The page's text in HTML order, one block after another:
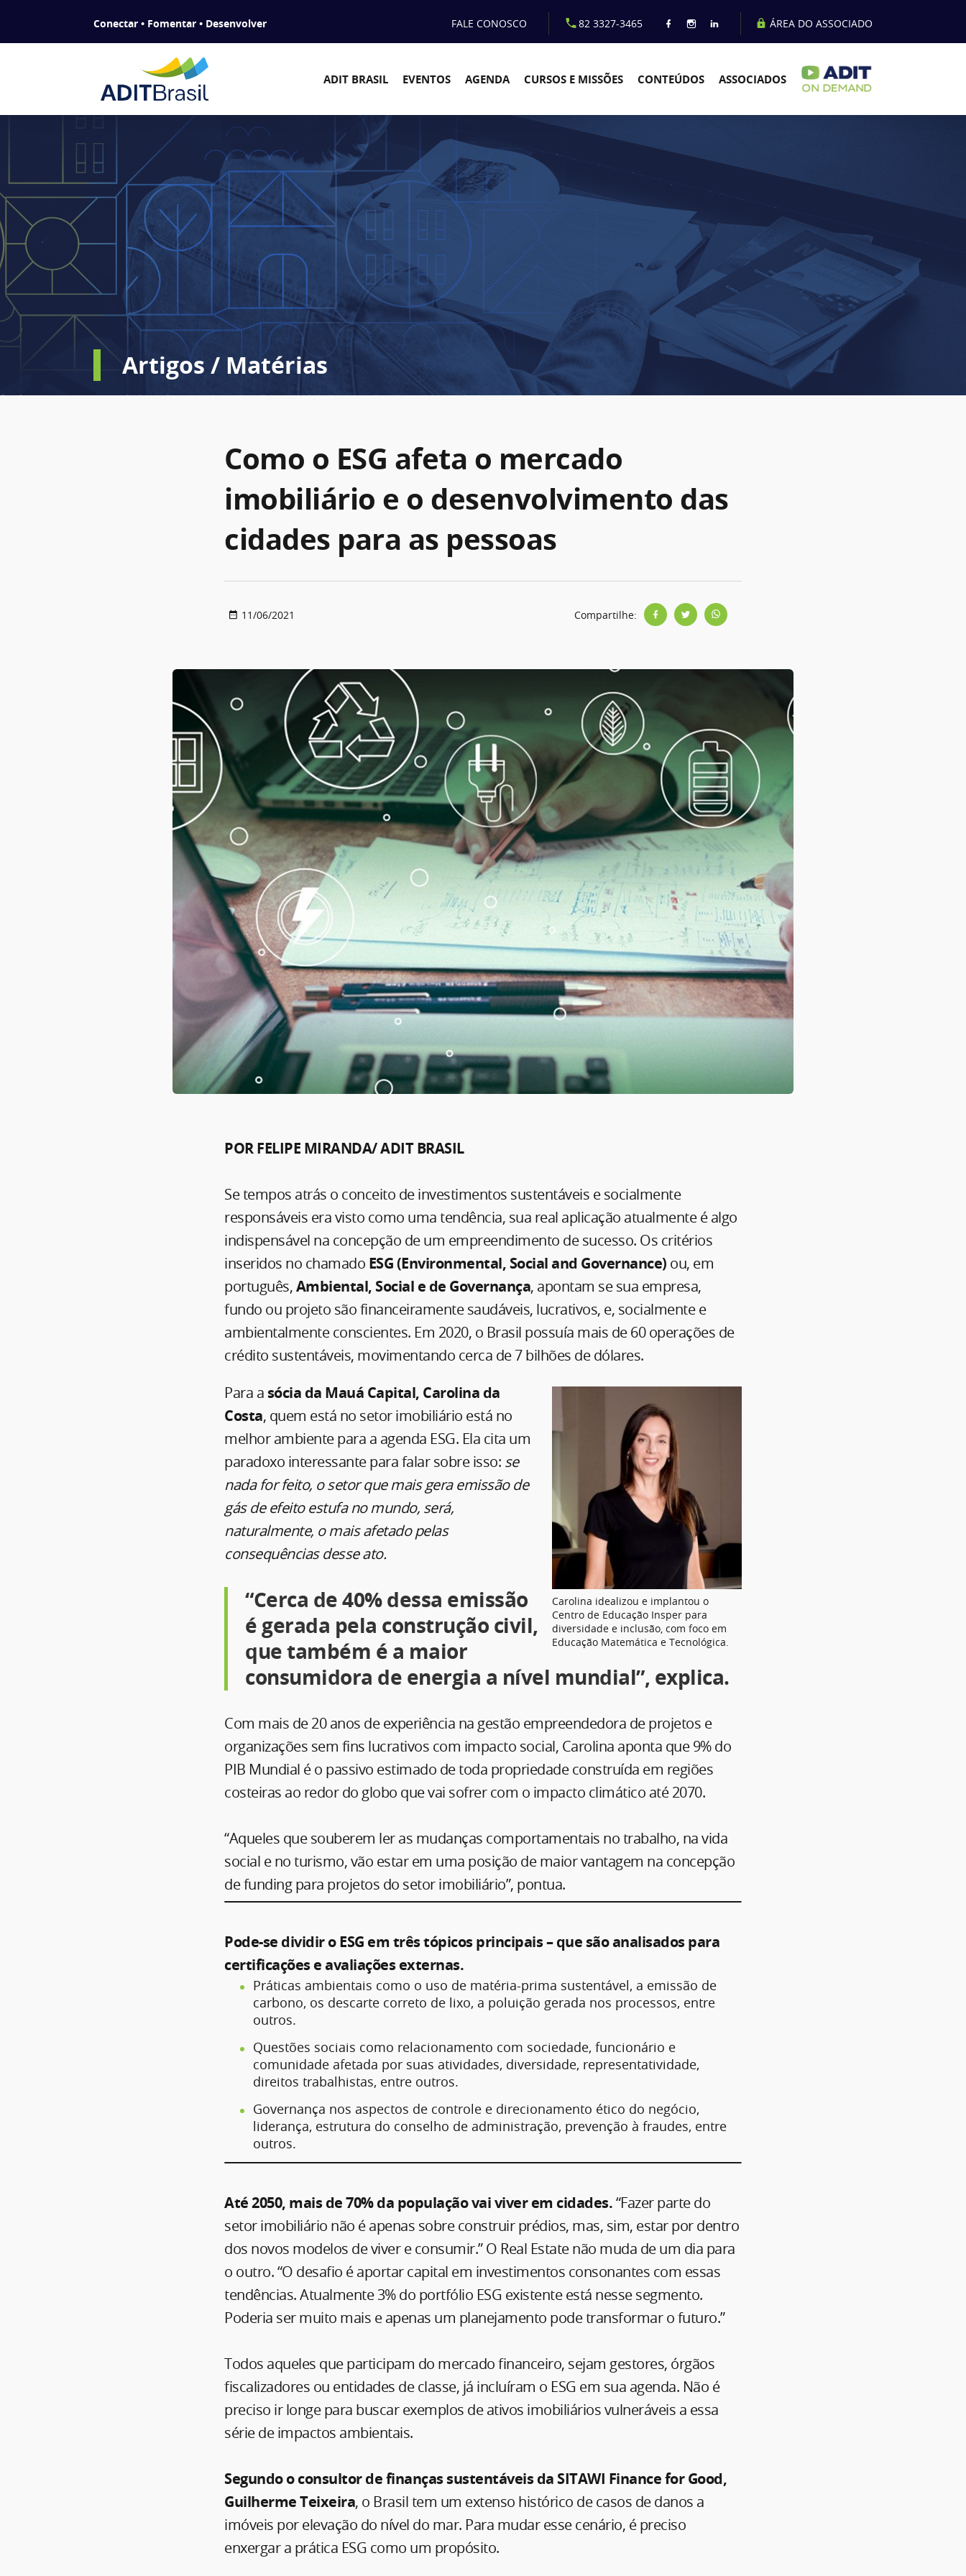
Conectar • Fomentar • Desenvolver FALE CONOSCO 82 3327-3465 ÁREA DO ASSOCIADO
ADIT BRASIL EVENTOS AGENDA CURSOS E MISSÕES CONTEÚDOS ASSOCIADOS
Artigos / Matérias
Como o ESG afeta o mercado
imobiliário e o desenvolvimento das
cidades para as pessoas
11/06/2021 Compartilhe:
POR FELIPE MIRANDA/ ADIT BRASIL
Se tempos atrás o conceito de investimentos sustentáveis e socialmente
responsáveis era visto como uma tendência, sua real aplicação atualmente é algo
indispensável na concepção de um empreendimento de sucesso. Os critérios
inseridos no chamado ESG (Environmental, Social and Governance) ou, em
português,Ambiental, Social e de Governança, apontam se sua empresa,
fundo ou projeto são financeiramente saudáveis, lucrativos, e, socialmente e
ambientalmente conscientes. Em 2020, o Brasil possuía mais de 60 operações de
crédito sustentáveis, movimentando cerca de 7 bilhões de dólares.
Carolina idealizou e implantou o
Centro de Educação Insper para
diversidade e inclusão, com foco em
Educação Matemática e Tecnológica.
Para a sócia da Mauá Capital, Carolina da
Costa, quem está no setor imobiliário está no
melhor ambiente para a agenda ESG. Ela cita um
paradoxo interessante para falar sobre isso: se
nada for feito, o setor que mais gera emissão de
gás de efeito estufa no mundo, será,
naturalmente, o mais afetado pelas
consequências desse ato.
“Cerca de 40% dessa emissão
é gerada pela construção civil,
que também é a maior
consumidora de energia a nível mundial”, explica.
Com mais de 20 anos de experiência na gestão empreendedora de projetos e
organizações sem fins lucrativos com impacto social, Carolina aponta que 9% do
PIB Mundial é o passivo estimado de toda propriedade construída em regiões
costeiras ao redor do globo que vai sofrer com o impacto climático até 2070.
“Aqueles que souberem ler as mudanças comportamentais no trabalho, na vida
social e no turismo, vão estar em uma posição de maior vantagem na concepção
de funding para projetos do setor imobiliário”, pontua.
Pode-se dividir o ESG em três tópicos principais – que são analisados para
certificações e avaliações externas.
Práticas ambientais como o uso de matéria-prima sustentável, a emissão de
carbono, os descarte correto de lixo, a poluição gerada nos processos, entre
outros.
Questões sociais como relacionamento com sociedade, funcionário e
comunidade afetada por suas atividades, diversidade, representatividade,
direitos trabalhistas, entre outros.
Governança nos aspectos de controle e direcionamento ético do negócio,
liderança, estrutura do conselho de administração, prevenção à fraudes, entre
outros.
Até 2050, mais de 70% da população vai viver em cidades.“Fazer parte do
setor imobiliário não é apenas sobre construir prédios, mas, sim, estar por dentro
dos novos modelos de viver e consumir.” O Real Estate não muda de um dia para
o outro. “O desafio é aportar capital em investimentos consonantes com essas
tendências. Atualmente 3% do portfólio ESG existente está nesse segmento.
Poderia ser muito mais e apenas um planejamento pode transformar o futuro.”
Todos aqueles que participam do mercado financeiro, sejam gestores, órgãos
fiscalizadores ou entidades de classe, já incluíram o ESG em sua agenda. Não é
preciso ir longe para buscar exemplos de ativos imobiliários vulneráveis a essa
série de impactos ambientais.
Segundo o consultor de finanças sustentáveis da SITAWI Finance for Good,
Guilherme Teixeira, o Brasil tem um extenso histórico de casos de danos a
imóveis por elevação do nível do mar. Para mudar esse cenário, é preciso
enxergar a prática ESG como um propósito.